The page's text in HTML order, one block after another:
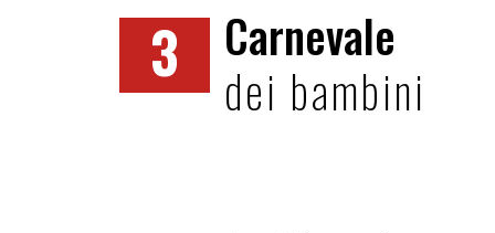
3
Carnevale
dei bambini